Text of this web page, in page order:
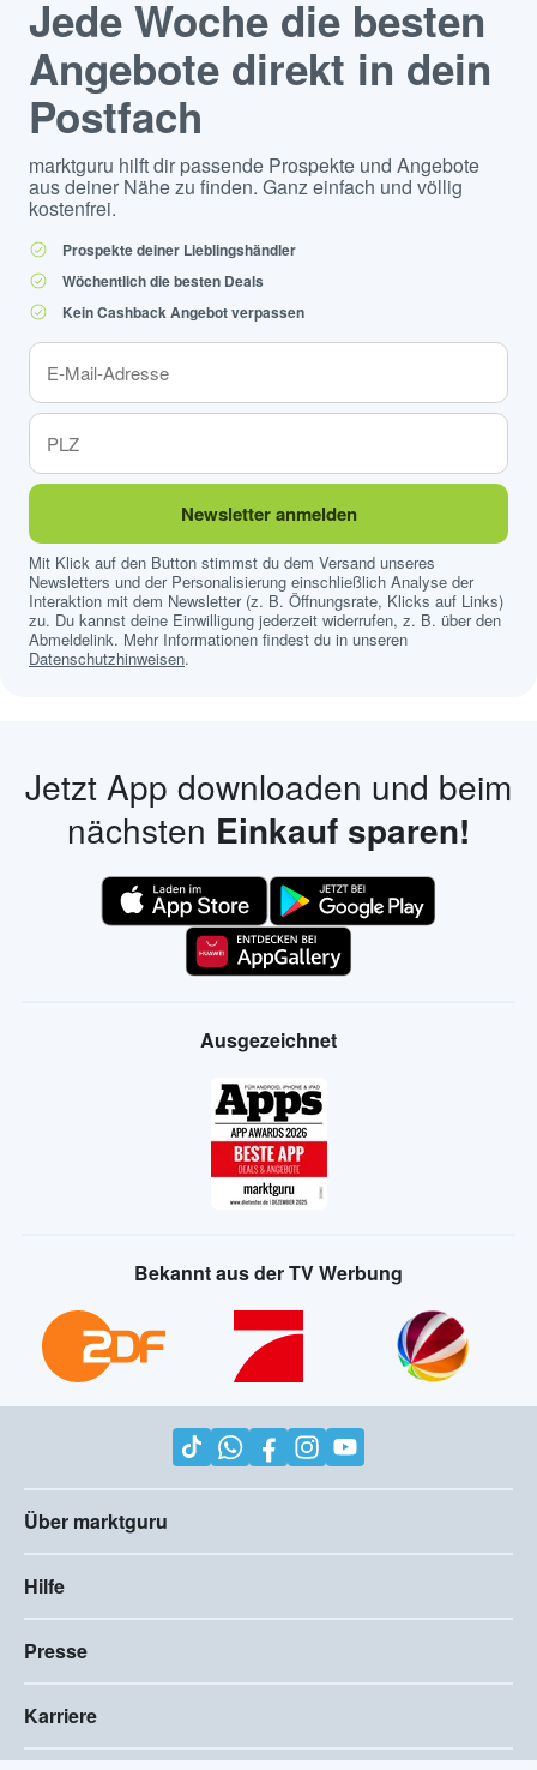
Jede Woche die besten
Angebote direkt in dein
Postfach
marktguru hilft dir passende Prospekte und Angebote
aus deiner Nähe zu finden. Ganz einfach und völlig
kostenfrei.
Prospekte deiner Lieblingshändler
Wöchentlich die besten Deals
Kein Cashback Angebot verpassen
Newsletter anmelden
Mit Klick auf den Button stimmst du dem Versand unseres
Newsletters und der Personalisierung einschließlich Analyse der
Interaktion mit dem Newsletter (z. B. Öffnungsrate, Klicks auf Links)
zu. Du kannst deine Einwilligung jederzeit widerrufen, z. B. über den
Abmeldelink. Mehr Informationen findest du in unseren
Datenschutzhinweisen.
Jetzt App downloaden und beim
nächsten Einkauf sparen!
Ausgezeichnet
Bekannt aus der TV Werbung
Über marktguru
Hilfe
Presse
Karriere